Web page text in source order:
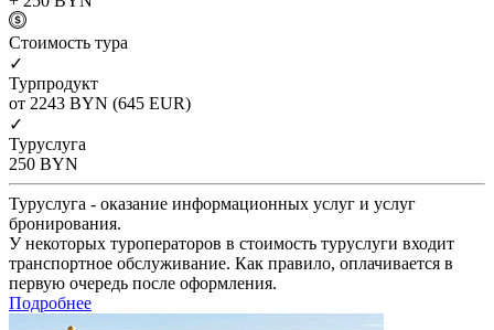
Cтоимость тура
✓
Турпродукт
от 2243 BYN (645 EUR)
✓
Туруслуга
250 BYN
Туруслуга - оказание информационных услуг и услуг
бронирования.
У некоторых туроператоров в стоимость туруслуги входит
транспортное обслуживание. Как правило, оплачивается в
первую очередь после оформления.
Подробнее